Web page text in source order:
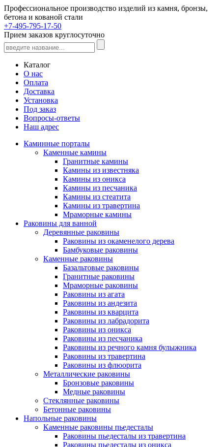
Профессиональное производство изделий из камня, бронзы,
бетона и кованой стали
+7-495-795-17-50
Прием заказов круглосуточно
Каталог
О нас
Оплата
Доставка
Установка
Под заказ
Вопросы-ответы
Наш адрес
Каминные порталы
Каменные камины
Гранитные камины
Камины из известняка
Камины из оникса
Камины из песчаника
Камины из стеатита
Камины из травертина
Мраморные камины
Раковины для ванной
Деревянные раковины
Раковины из окаменелого дерева
Бамбуковые раковины
Каменные раковины
Базальтовые раковины
Гранитные раковины
Мраморные раковины
Раковины из агата
Раковины из андезита
Раковины из кварцита
Раковины из лабрадорита
Раковины из оникса
Раковины из песчаника
Раковины из речного камня булыжника
Раковины из травертина
Раковины из флюорита
Металлические раковины
Бронзовые раковины
Медные раковины
Стеклянные раковины
Бетонные раковины
Напольные раковины
Каменные раковины пьедесталы
Раковины пьедесталы из травертина
Раковины пьедесталы из оникса